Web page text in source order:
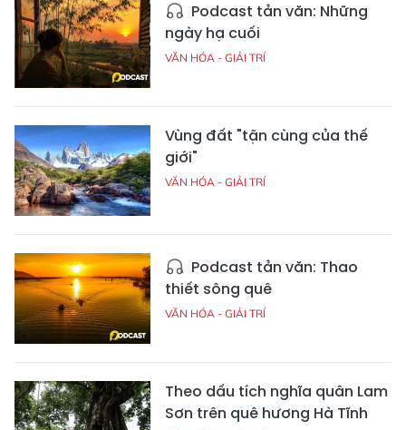
Podcast tản văn: Những
ngày hạ cuối
VĂN HÓA - GIẢI TRÍ
Vùng đất "tận cùng của thế
giới"
VĂN HÓA - GIẢI TRÍ
Podcast tản văn: Thao
thiết sông quê
VĂN HÓA - GIẢI TRÍ
Theo dấu tích nghĩa quân Lam
Sơn trên quê hương Hà Tĩnh